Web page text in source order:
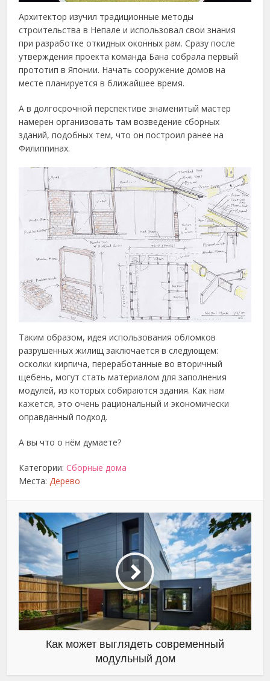
Архитектор изучил традиционные методы
строительства в Непале и использовал свои знания
при разработке откидных оконных рам. Сразу после
утверждения проекта команда Бана собрала первый
прототип в Японии. Начать сооружение домов на
месте планируется в ближайшее время.
А в долгосрочной перспективе знаменитый мастер
намерен организовать там возведение сборных
зданий, подобных тем, что он построил ранее на
Филиппинах.
Таким образом, идея использования обломков
разрушенных жилищ заключается в следующем:
осколки кирпича, переработанные во вторичный
щебень, могут стать материалом для заполнения
модулей, из которых собираются здания. Как нам
кажется, это очень рациональный и экономически
оправданный подход.
А вы что о нём думаете?
Категории:Сборные дома
Места:Дерево
Как может выглядеть современный
модульный дом